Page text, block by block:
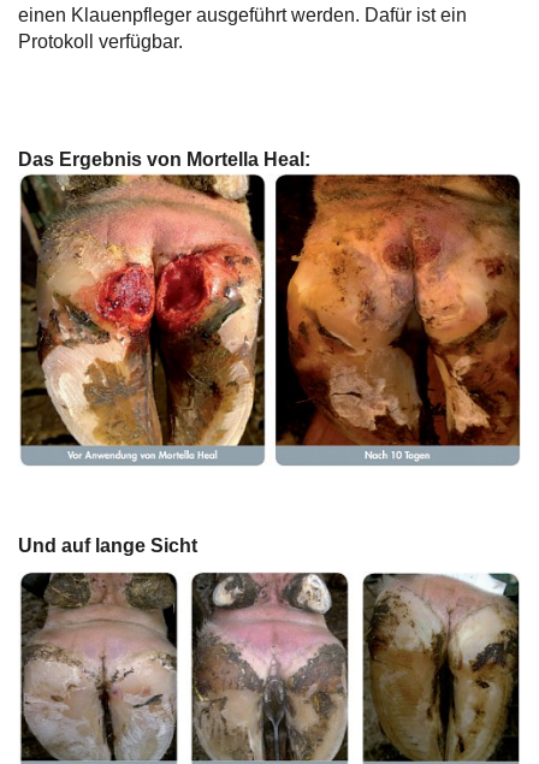
einen Klauenpfleger ausgeführt werden. Dafür ist ein
Protokoll verfügbar.
Das Ergebnis von Mortella Heal:
Und auf lange Sicht